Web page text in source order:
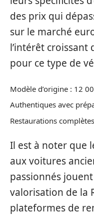
des prix qui
sur le marché
l’intérêt croissant
pour ce type de
Modèle d’origine : 12
Authentiques avec
Restaurations
Il est à noter que
aux voitures
passionnés
valorisation de la
plateformes de